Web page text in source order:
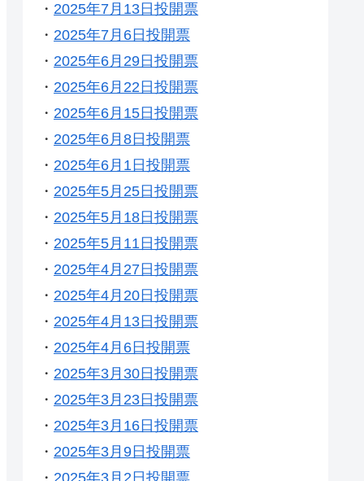
・ 2025年7月13日投開票
・ 2025年7月6日投開票
・ 2025年6月29日投開票
・ 2025年6月22日投開票
・ 2025年6月15日投開票
・ 2025年6月8日投開票
・ 2025年6月1日投開票
・ 2025年5月25日投開票
・ 2025年5月18日投開票
・ 2025年5月11日投開票
・ 2025年4月27日投開票
・ 2025年4月20日投開票
・ 2025年4月13日投開票
・ 2025年4月6日投開票
・ 2025年3月30日投開票
・ 2025年3月23日投開票
・ 2025年3月16日投開票
・ 2025年3月9日投開票